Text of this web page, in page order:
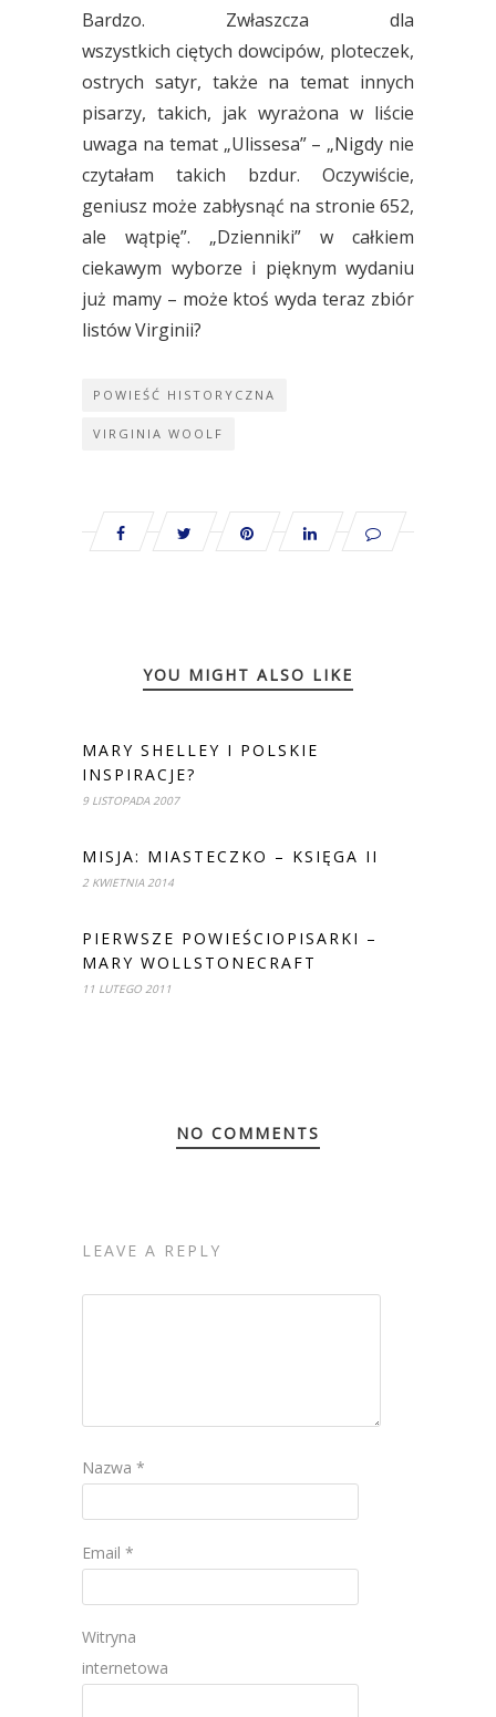
Bardzo. Zwłaszcza dla
wszystkich ciętych dowcipów, ploteczek,
ostrych satyr, także na temat innych
pisarzy, takich, jak wyrażona w liście
uwaga na temat „Ulissesa” – „Nigdy nie
czytałam takich bzdur. Oczywiście,
geniusz może zabłysnąć na stronie 652,
ale wątpię”. „Dzienniki” w całkiem
ciekawym wyborze i pięknym wydaniu
już mamy – może ktoś wyda teraz zbiór
listów Virginii?
POWIEŚĆ HISTORYCZNA
VIRGINIA WOOLF
YOU MIGHT ALSO LIKE
MARY SHELLEY I POLSKIE
INSPIRACJE?
9 LISTOPADA 2007
MISJA: MIASTECZKO – KSIĘGA II
2 KWIETNIA 2014
PIERWSZE POWIEŚCIOPISARKI –
MARY WOLLSTONECRAFT
11 LUTEGO 2011
NO COMMENTS
LEAVE A REPLY
Nazwa *
Email *
Witryna
internetowa